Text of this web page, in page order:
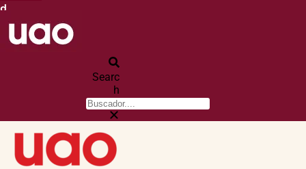
d
Searc
h